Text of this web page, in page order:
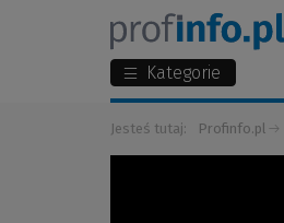
Kategorie
Jesteś tutaj: Profinfo.pl